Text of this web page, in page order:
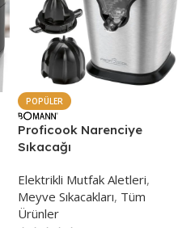
POPÜLER
Proficook Narenciye
Sıkacağı
Elektrikli Mutfak Aletleri,
Meyve Sıkacakları, Tüm
Ürünler